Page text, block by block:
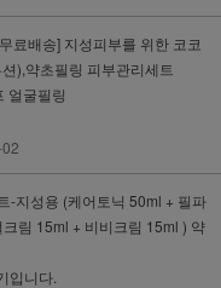
료배송] 지성피부를 위한 코코
),약초필링 피부관리세트
얼굴필링
-지성용 (케어토닉 50ml + 필파
림 15ml + 비비크림 15ml ) 약
입니다.